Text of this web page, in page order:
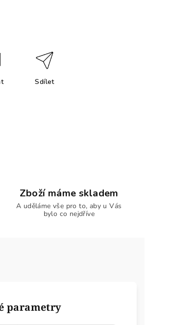
Sdílet
Zboží máme skladem
A uděláme vše pro to, aby u Vás
bylo co nejdříve
parametry